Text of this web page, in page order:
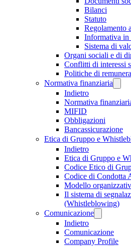
Bilanci
Statuto
Regolamento
Informativa in
Sistema di
Organi sociali e di
Conflitti di interessi
Politiche di
Normativa finanziaria
Indietro
Normativa
MIFID
Obbligazioni
Bancassicurazione
Etica di Gruppo e
Indietro
Etica di Gruppo e
Codice Etico di
Codice di Condotta
Modello
Il sistema di
(Whistleblowing)
Comunicazione
Indietro
Comunicazione
Company Profile